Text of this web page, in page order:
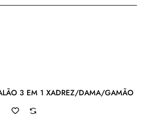
JG MANUAL DE SALÃO 3 EM 1 XADREZ/DAMA/GAMÃO